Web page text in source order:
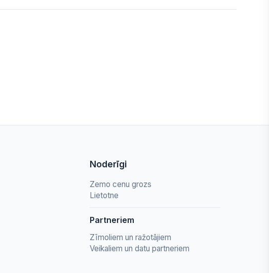
Noderīgi
Zemo cenu grozs
Lietotne
Partneriem
Zīmoliem un ražotājiem
Veikaliem un datu partneriem